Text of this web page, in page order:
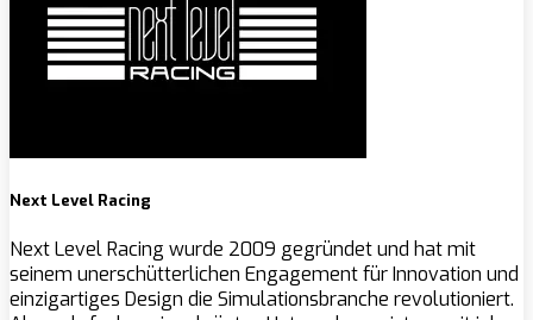
Next Level Racing
Next Level Racing wurde 2009 gegründet und hat mit
seinem unerschütterlichen Engagement für Innovation und
einzigartiges Design die Simulationsbranche revolutioniert.